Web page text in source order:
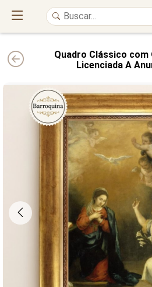
UM ATELIÊ
Trazemos a imponência das maiores
alto padrão da sua casa. Nosso acervo
pintores renomados, resgatando artes
das obras do século XIX. Produção
molduras em
Madeira Maciça e
QUALIDADE DE MUSEU
Quadro Clássico com
Licenciada A